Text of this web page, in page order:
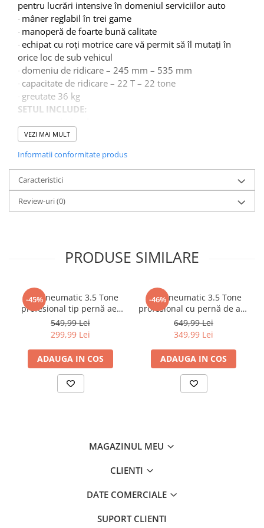
Aparat taiat cu plasma
Aparate sudura
Masca de sudura
Sursa lumina
UPS Sursa curent
Vibrator beton
Cilindru hidraulic
Cricuri
Macarale
Prese
Scule pentru gresat
Suport motor
Suporti
Testere / masuratoare
Traversa echilibrare / adaptor
ridcare
Truse diverse consumabile
Scule pentru gresat
Scule pentru instalatori
Scule pentru lemn
Surubelnite
Truse scule
Ventuze
pentru lucrări intensive în domeniul serviciilor auto
· mâner reglabil în trei game
· manoperă de foarte bună calitate
· echipat cu roți motrice care vă permit să îl mutați în
orice loc de sub vehicul
· domeniu de ridicare – 245 mm – 535 mm
· capacitate de ridicare – 22 T – 22 tone
· greutate 36 kg
SETUL INCLUDE:
4 coastere
VEZI MAI MULT
Informatii conformitate produs
Caracteristici
Review-uri(0)
PRODUSE SIMILARE
-45%
Cric pneumatic 3.5 Tone
profesional tip pernă aer
14-40cm (3.5TAIR)
549,99 Lei
299,99 Lei
ADAUGA IN COS
-46%
Cric pneumatic 3.5 Tone
profesional cu pernă de aer
pentru vulcanizare 15-40cm
(RK-01-200)
649,99 Lei
349,99 Lei
ADAUGA IN COS
MAGAZINUL MEU
CLIENTI
DATE COMERCIALE
SUPORT CLIENTI